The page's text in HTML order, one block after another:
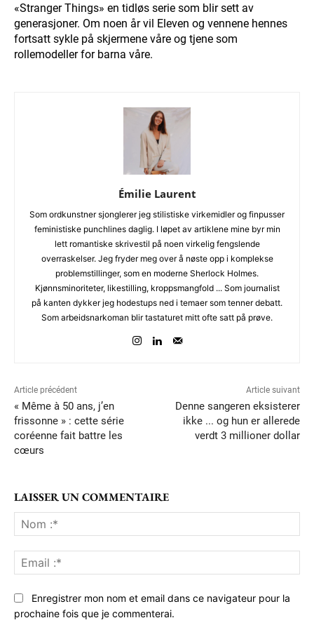
«Stranger Things» en tidløs serie som blir sett av
generasjoner. Om noen år vil Eleven og vennene hennes
fortsatt sykle på skjermene våre og tjene som
rollemodeller for barna våre.
Émilie Laurent
Som ordkunstner sjonglerer jeg stilistiske virkemidler og finpusser
feministiske punchlines daglig. I løpet av artiklene mine byr min
lett romantiske skrivestil på noen virkelig fengslende
overraskelser. Jeg fryder meg over å nøste opp i komplekse
problemstillinger, som en moderne Sherlock Holmes.
Kjønnsminoriteter, likestilling, kroppsmangfold ... Som journalist
på kanten dykker jeg hodestups ned i temaer som tenner debatt.
Som arbeidsnarkoman blir tastaturet mitt ofte satt på prøve.
Article précédent
« Même à 50 ans, j’en
frissonne » : cette série
coréenne fait battre les
cœurs
Article suivant
Denne sangeren eksisterer
ikke ... og hun er allerede
verdt 3 millioner dollar
LAISSER UN COMMENTAIRE
:*
:*
Enregistrer mon nom et email dans ce navigateur pour la
prochaine fois que je commenterai.